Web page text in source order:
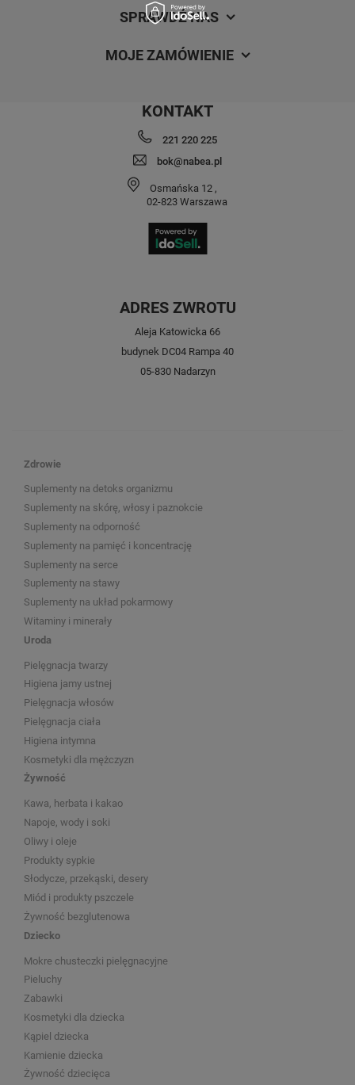
SPRAWDŹ NAS
MOJE ZAMÓWIENIE
KONTAKT
221 220 225
bok@nabea.pl
Osmańska 12 ,
02-823 Warszawa
ADRES ZWROTU
Aleja Katowicka 66
budynek DC04 Rampa 40
05-830 Nadarzyn
Zdrowie
Suplementy na detoks organizmu
Suplementy na skórę, włosy i paznokcie
Suplementy na odporność
Suplementy na pamięć i koncentrację
Suplementy na serce
Suplementy na stawy
Suplementy na układ pokarmowy
Witaminy i minerały
Uroda
Pielęgnacja twarzy
Higiena jamy ustnej
Pielęgnacja włosów
Pielęgnacja ciała
Higiena intymna
Kosmetyki dla mężczyzn
Żywność
Kawa, herbata i kakao
Napoje, wody i soki
Oliwy i oleje
Produkty sypkie
Słodycze, przekąski, desery
Miód i produkty pszczele
Żywność bezglutenowa
Dziecko
Mokre chusteczki pielęgnacyjne
Pieluchy
Zabawki
Kosmetyki dla dziecka
Kąpiel dziecka
Kamienie dziecka
Żywność dziecięca